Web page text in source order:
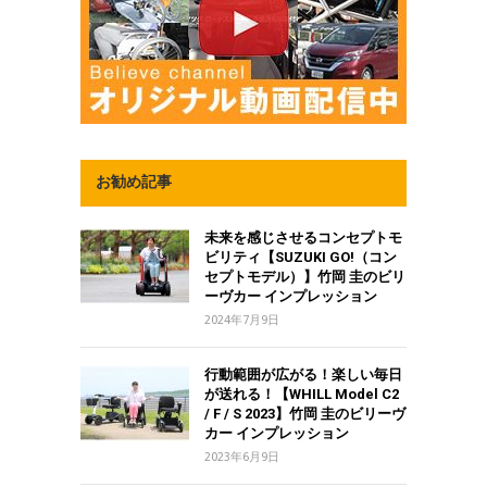
お勧め記事
未来を感じさせるコンセプトモ
ビリティ【SUZUKI GO!（コン
セプトモデル）】竹岡 圭のビリ
ーヴカー インプレッション
2024年7月9日
行動範囲が広がる！楽しい毎日
が送れる！【WHILL Model C2
/ F / S 2023】竹岡 圭のビリーヴ
カー インプレッション
2023年6月9日